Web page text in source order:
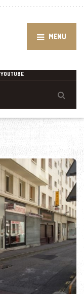
MENU
YOUTUBE